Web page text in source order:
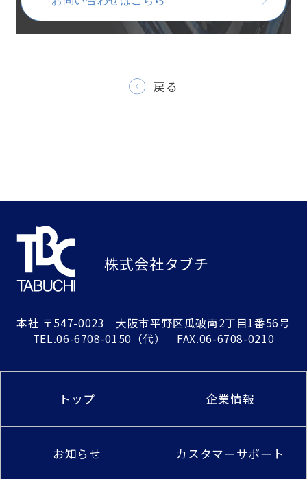
戻る
株式会社タブチ
本社 〒547-0023 大阪市平野区瓜破南2丁目1番56号
TEL.06-6708-0150 （代） FAX.06-6708-0210
トップ 企業情報
お知らせ カスタマーサポート